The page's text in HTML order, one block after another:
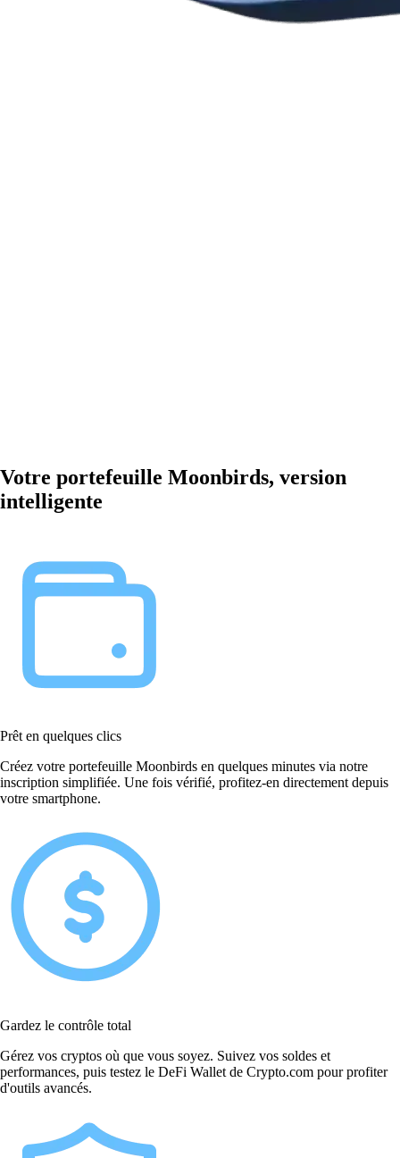
Votre portefeuille Moonbirds, version
intelligente
Prêt en quelques clics
Créez votre portefeuille Moonbirds en quelques minutes via notre
inscription simplifiée. Une fois vérifié, profitez-en directement depuis
votre smartphone.
Gardez le contrôle total
Gérez vos cryptos où que vous soyez. Suivez vos soldes et
performances, puis testez le DeFi Wallet de Crypto.com pour profiter
d'outils avancés.